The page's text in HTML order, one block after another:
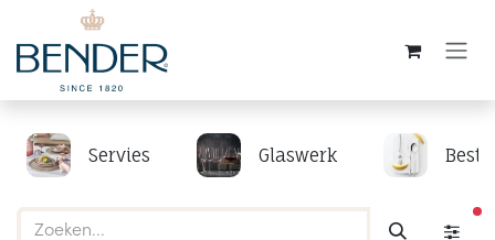
Overslaan naar inhoud
Servies Glaswerk